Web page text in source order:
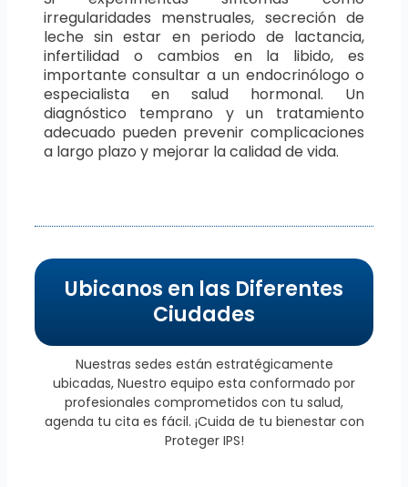
irregularidades menstruales, secreción de
leche sin estar en periodo de lactancia,
infertilidad o cambios en la libido, es
importante consultar a un endocrinólogo o
especialista en salud hormonal. Un
diagnóstico temprano y un tratamiento
adecuado pueden prevenir complicaciones
a largo plazo y mejorar la calidad de vida.
Ubicanos en las Diferentes
Ciudades
Nuestras sedes están estratégicamente
ubicadas, Nuestro equipo esta conformado por
profesionales comprometidos con tu salud,
agenda tu cita es fácil. ¡Cuida de tu bienestar con
Proteger IPS!